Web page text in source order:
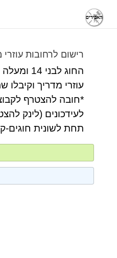
רישום לרחובות עוזרי מדריך
החוג
עוזרי מדריך וקיבלו
*חובה להצטרף
לעידכונים (לינק
תחת לשונית חוגים-